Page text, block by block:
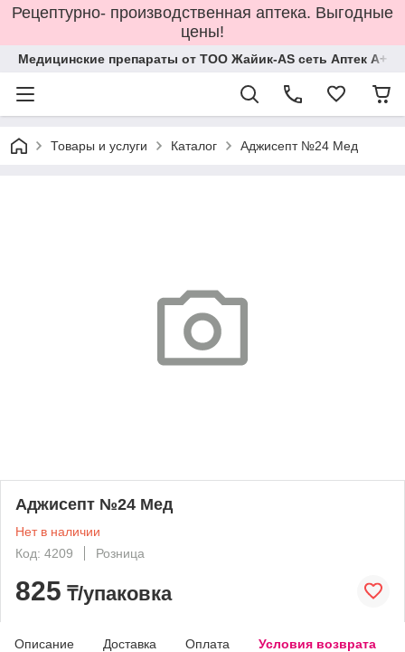
Рецептурно- производственная аптека. Выгодные
цены!
Медицинские препараты от ТОО Жайик-AS сеть Аптек А+
Товары и услуги Каталог Аджисепт №24 Мед
Аджисепт №24 Мед
Нет в наличии
Код: 4209
Розница
825 ₸/упаковка
Описание Доставка Оплата Условия возврата